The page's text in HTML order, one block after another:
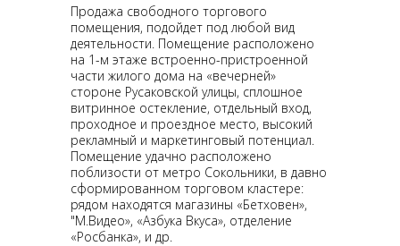
Продажа свободного торгового
помещения, подойдет под любой вид
деятельности. Помещение расположено
на 1-м этаже встроенно-пристроенной
части жилого дома на «вечерней»
стороне Русаковской улицы, сплошное
витринное остекление, отдельный вход,
проходное и проездное место, высокий
рекламный и маркетинговый потенциал.
Помещение удачно расположено
поблизости от метро Сокольники, в давно
сформированном торговом кластере:
рядом находятся магазины «Бетховен»,
"М.Видео», «Азбука Вкуса», отделение
«Росбанка», и др.